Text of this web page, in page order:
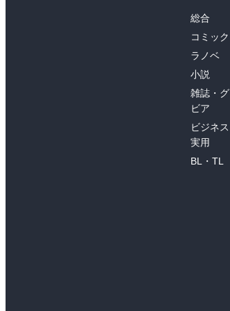
総合
コミック
ラノベ
小説
雑誌・グ
ビア
ビジネス
実用
BL・TL